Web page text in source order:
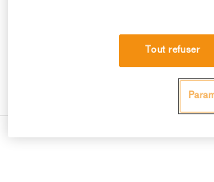
Tout refuser